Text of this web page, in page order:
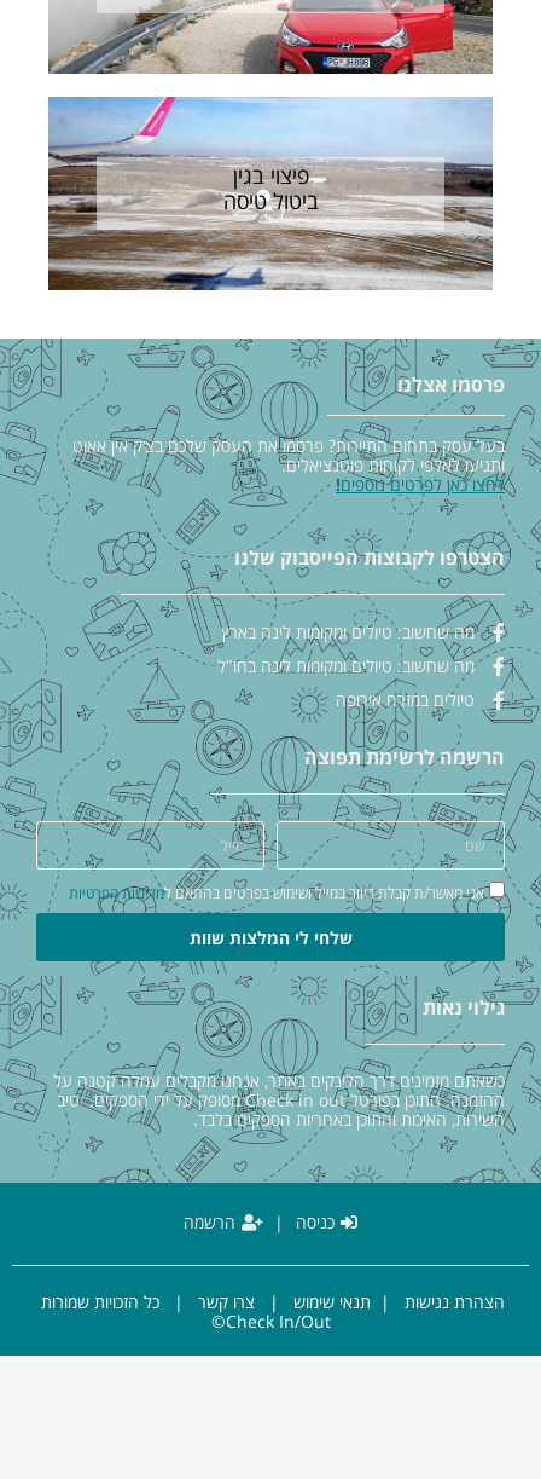
פיצוי בגין
ביטול טיסה
פרסמו אצלנו
בעל עסק בתחום התיירות? פרסמו את העסק שלכם בצ׳ק אין אאוט
ותגיעו לאלפי לקוחות פוטנציאלים.
לחצו כאן לפרטים נוספים!
הצטרפו לקבוצות הפייסבוק שלנו
מה שחשוב: טיולים ומקומות לינה בארץ
מה שחשוב: טיולים ומקומות לינה בחו"ל
טיולים במזרח אירופה
הרשמה לרשימת תפוצה
אני מאשר/ת קבלת דיוור במייל ושימוש בפרטים בהתאם ל מדיניות הפרטיות
שלחי לי המלצות שוות
גילוי נאות
כשאתם מזמינים דרך הלינקים באתר, אנחנו מקבלים עמלה קטנה על
ההזמנה. התוכן בפורטל Check in out מסופק על ידי הספקים. טיב
השירות, האיכות והתוכן באחריות הספקים בלבד.
כניסה הרשמה
הצהרת נגישות| תנאי שימוש| צרו קשר| כל הזכויות שמורות
Check In/Out©